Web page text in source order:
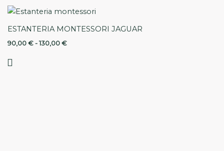
ESTANTERIA MONTESSORI JAGUAR
90,00€-130,00€